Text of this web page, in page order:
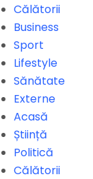
Călătorii
Business
Sport
Lifestyle
Sănătate
Externe
Acasă
Știință
Politică
Călătorii